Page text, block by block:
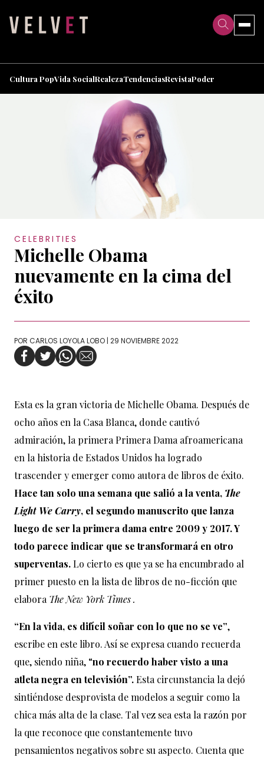
Cultura PopVida SocialRealezaTendenciasRevistaPoder
CELEBRITIES
Michelle Obama
nuevamente en la cima del
éxito
POR CARLOS LOYOLA LOBO | 29 NOVIEMBRE 2022
Esta es la gran victoria de Michelle Obama. Después de
ocho años en la Casa Blanca, donde cautivó
admiración, la primera Primera Dama afroamericana
en la historia de Estados Unidos ha logrado
trascender y emerger como autora de libros de éxito.
Hace tan solo una semana que salió a la venta, The
Light We Carry, el segundo manuscrito que lanza
luego de ser la primera dama entre 2009 y 2017. Y
todo parece indicar que se transformará en otro
superventas.Lo cierto es que ya se ha encumbrado al
primer puesto en la lista de libros de no-ficción que
elaboraThe New York Times .
“En la vida, es difícil soñar con lo que no se ve”,
escribe en este libro. Así se expresa cuando recuerda
que, siendo niña, “no recuerdo haber visto a una
atleta negra en televisión”.Esta circunstancia la dejó
sintiéndose desprovista de modelos a seguir como la
chica más alta de la clase. Tal vez sea esta la razón por
la que reconoce que constantemente tuvo
pensamientos negativos sobre su aspecto. Cuenta que